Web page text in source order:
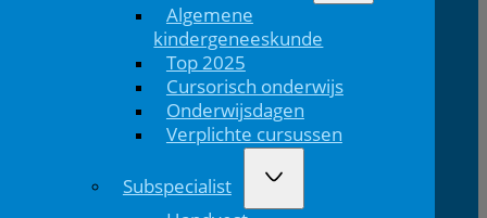
Algemene
kindergeneeskunde
Top 2025
Cursorisch onderwijs
Onderwijsdagen
Verplichte cursussen
Subspecialist
Mercatorlaan3528 BL
Utrecht
Volg ons via Linkedin
Volg ons via Instagram
Patiëntinformatie